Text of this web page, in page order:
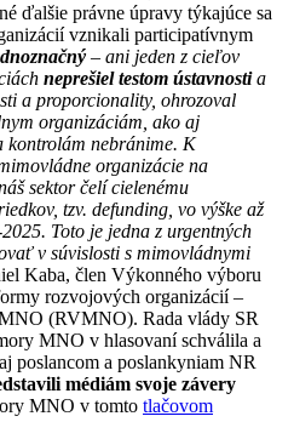
ďalšie právne úpravy týkajúce sa
vznikali participatívnym
– ani jeden z cieľov
neprešiel testom ústavnostia
a proporcionality, ohrozoval
organizáciám, ako aj
kontrolám nebránime. K
organizácie na
sektor čelí cielenému
tzv. defunding, vo výške až
Toto je jedna z urgentných
v súvislosti s mimovládnymi
Kaba, člen Výkonného výboru
rozvojových organizácií –
(RVMNO). Rada vlády SR
MNO v hlasovaní schválila a
poslancom a poslankyniam NR
médiám svoje závery
MNO v tomto tlačovom